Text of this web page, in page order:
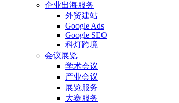
企业出海服务
外贸建站
Google Ads
Google SEO
科灯跨境
会议展览
学术会议
产业会议
展览服务
大赛服务